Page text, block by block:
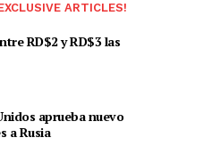
ARTICLES!
RD$2 y RD$3 las
aprueba nuevo
a Rusia